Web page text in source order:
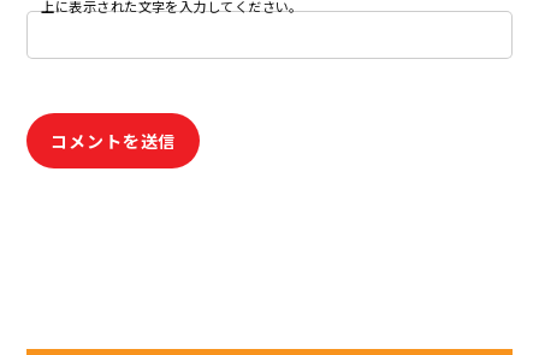
上に表示された文字を入力してください。